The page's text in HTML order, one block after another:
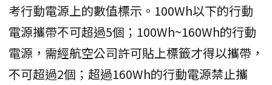
考行動電源上的數值標示。100Wh以下的行動
電源攜帶不可超過5個；100Wh~160Wh的行動
電源，需經航空公司許可貼上標籤才得以攜帶，
不可超過2個；超過160Wh的行動電源禁止攜